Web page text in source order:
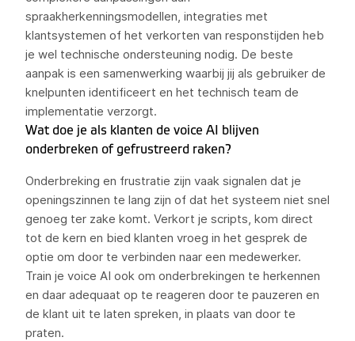
spraakherkenningsmodellen, integraties met
klantsystemen of het verkorten van responstijden heb
je wel technische ondersteuning nodig. De beste
aanpak is een samenwerking waarbij jij als gebruiker de
knelpunten identificeert en het technisch team de
implementatie verzorgt.
Wat doe je als klanten de voice AI blijven
onderbreken of gefrustreerd raken?
Onderbreking en frustratie zijn vaak signalen dat je
openingszinnen te lang zijn of dat het systeem niet snel
genoeg ter zake komt. Verkort je scripts, kom direct
tot de kern en bied klanten vroeg in het gesprek de
optie om door te verbinden naar een medewerker.
Train je voice AI ook om onderbrekingen te herkennen
en daar adequaat op te reageren door te pauzeren en
de klant uit te laten spreken, in plaats van door te
praten.